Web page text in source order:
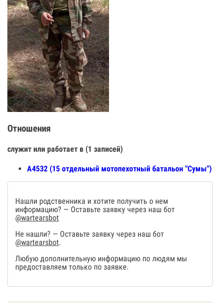
Отношения
служит или работает в (1 записей)
А4532 (15 отдельный мотопехотный батальон "Сумы")
Нашли родственника и хотите получить о нем
информацию? — Оставьте заявку через наш бот
@wartearsbot
Не нашли? — Оставьте заявку через наш бот
@wartearsbot.
Любую дополнительную информацию по людям мы
предоставляем только по заявке.